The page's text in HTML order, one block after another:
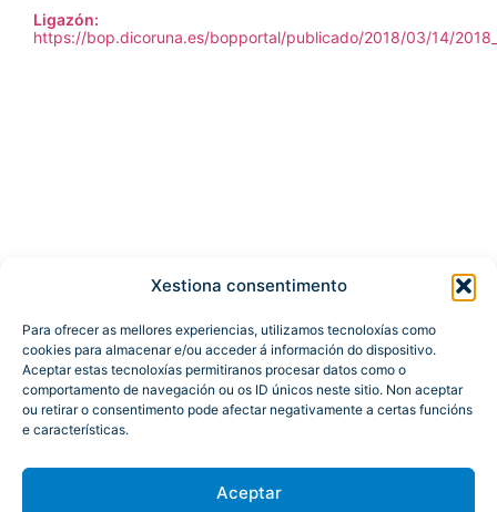
Xestiona consentimento
Para ofrecer as mellores experiencias, utilizamos tecnoloxías como
cookies para almacenar e/ou acceder á información do dispositivo.
Aceptar estas tecnoloxías permitiranos procesar datos como o
comportamento de navegación ou os ID únicos neste sitio. Non aceptar
ou retirar o consentimento pode afectar negativamente a certas funcións
e características.
Aceptar
Ligazón:
https://bop.dicoruna.es/bopportal/publicado/2018/03/14/